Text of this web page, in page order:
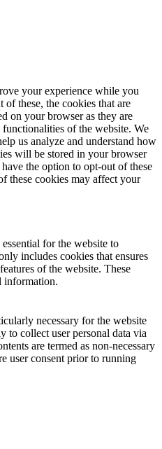
your experience while you
these, the cookies that are
on your browser as they are
of the website. We
us analyze and understand how
will be stored in your browser
the option to opt-out of these
these cookies may affect your
for the website to
includes cookies that ensures
of the website. These
information.
necessary for the website
to collect user personal data via
are termed as non-necessary
user consent prior to running